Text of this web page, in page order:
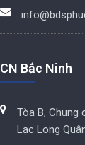
CN Bắc Ninh
Tòa B, Chung
Lạc Long